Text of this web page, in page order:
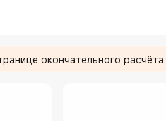
окончательного расчёта.